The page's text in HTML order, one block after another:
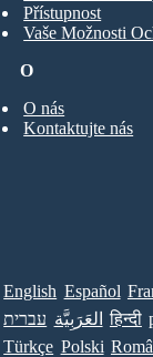
O
O nás
Kontaktujte nás
Přístupnost
Vaše Možnosti
English Español
עברית العَرَبِيَّة हिन्दी
Türkçe Polski